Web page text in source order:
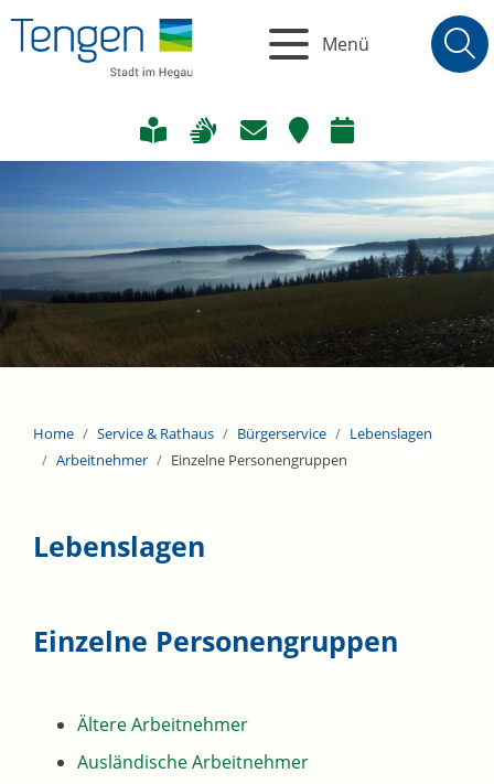
Menü
Home Service & Rathaus Bürgerservice
Lebenslagen
Arbeitnehmer
Einzelne Personengruppen
Lebenslagen
Einzelne Personengruppen
Ältere Arbeitnehmer
Ausländische Arbeitnehmer